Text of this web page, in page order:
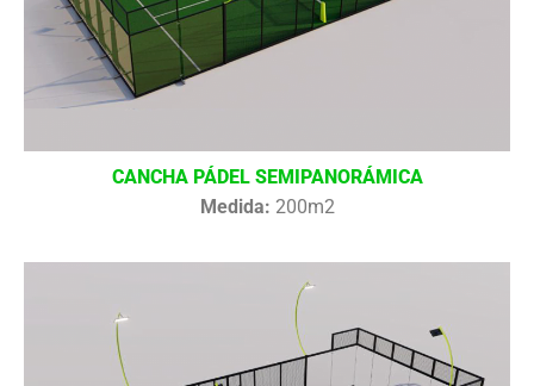
CANCHA PÁDEL SEMIPANORÁMICA
Medida: 200m2